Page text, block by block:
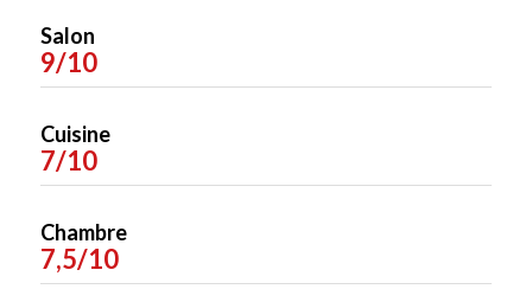
Salon
9/10
Cuisine
7/10
Chambre
7,5/10